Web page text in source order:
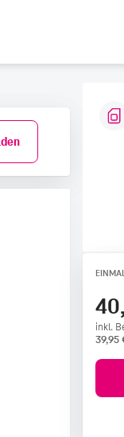
inkl.
39,95